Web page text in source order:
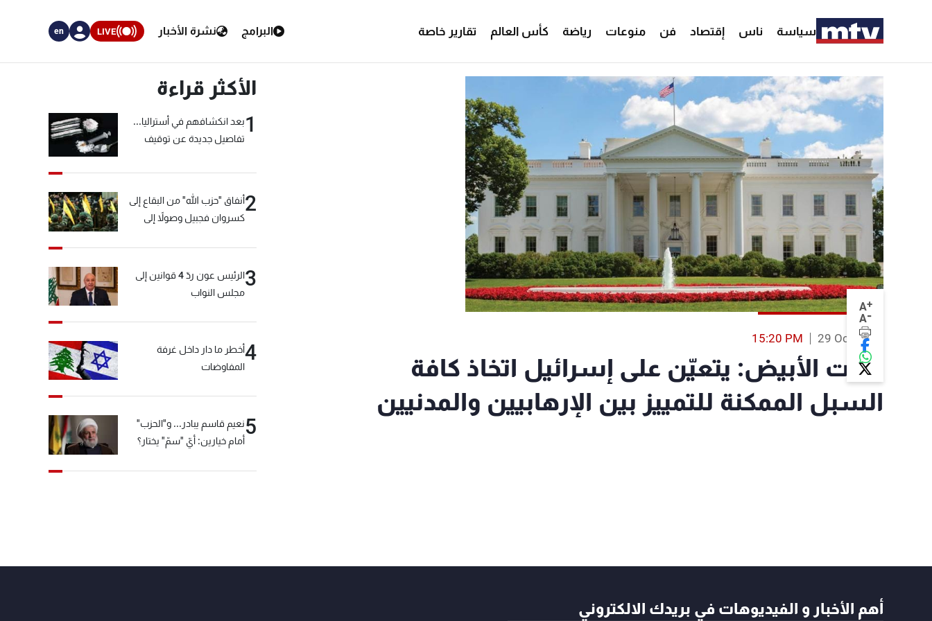
سياسة ناس إقتصاد فن منوعات رياضة كأس العالم تقارير خاصة البرامج نشرة الأخبار LIVE
en
A+
A-
29 Oct 2023
15:20 PM
البيت الأبيض: يتعيّن على إسرائيل اتخاذ كافة
السبل الممكنة للتمييز بين الإرهابيين والمدنيين
الأكثر قراءة
1بعد انكشافهم في أستراليا...
تفاصيل جديدة عن توقيف
2أنفاق "حزب الله" من البقاع إلى
كسروان فجبيل وصولاً إلى
3
الرئيس عون ردّ 4 قوانين إلى
مجلس النواب
4أخطر ما دار داخل غرفة
المفاوضات
5نعيم قاسم يبادر... و"الحزب"
أمام خيارين: أيّ "سمّ" يختار؟
أهم الأخبار و الفيديوهات في بريدك الالكتروني